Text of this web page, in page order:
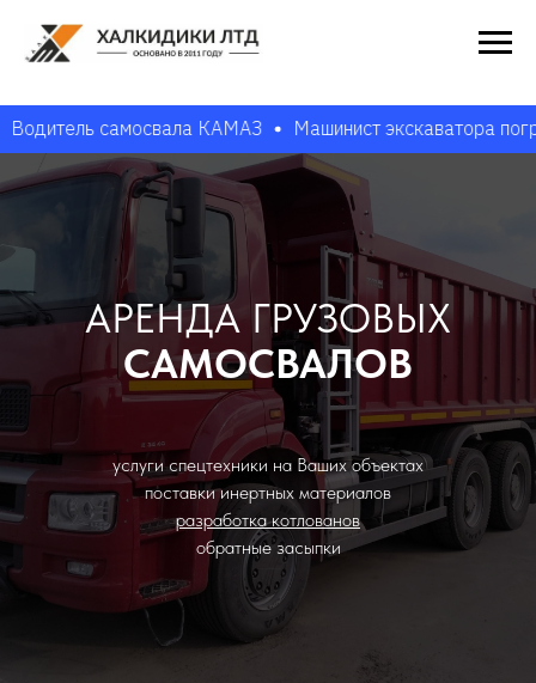
самосвала КАМАЗ Машинист экскаватора
АРЕНДА ГРУЗОВЫХ
САМОСВАЛОВ
услуги спецтехники на Ваших объектах
поставки инертных материалов
разработка котлованов
обратные засыпки